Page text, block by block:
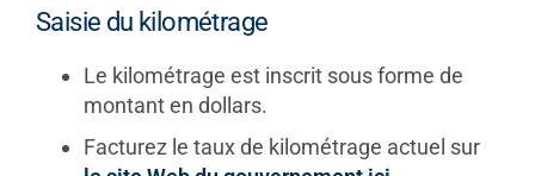
Saisie du kilométrage
Le kilométrage est inscrit sous forme de
montant en dollars.
Facturez le taux de kilométrage actuel sur